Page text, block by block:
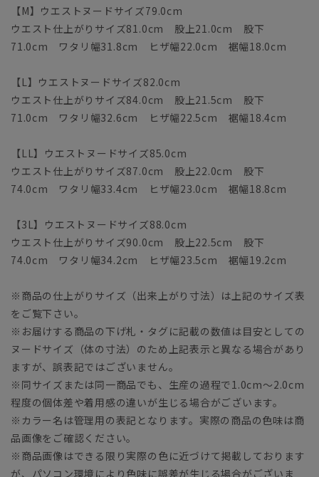
【M】ウエストヌードサイズ79.0cm
ウエスト仕上がりサイズ81.0cm 股上21.0cm 股下
71.0cm ワタリ幅31.8cm ヒザ幅22.0cm 裾幅18.0cm
【L】ウエストヌードサイズ82.0cm
ウエスト仕上がりサイズ84.0cm 股上21.5cm 股下
71.0cm ワタリ幅32.6cm ヒザ幅22.5cm 裾幅18.4cm
【LL】ウエストヌードサイズ85.0cm
ウエスト仕上がりサイズ87.0cm 股上22.0cm 股下
74.0cm ワタリ幅33.4cm ヒザ幅23.0cm 裾幅18.8cm
【3L】ウエストヌードサイズ88.0cm
ウエスト仕上がりサイズ90.0cm 股上22.5cm 股下
74.0cm ワタリ幅34.2cm ヒザ幅23.5cm 裾幅19.2cm
※商品の仕上がりサイズ（出来上がり寸法）は上記のサイズ表
をご覧下さい。
※お届けする商品の下げ札・タグに記載の数値は目安としての
ヌードサイズ（体の寸法）のため上記表示と異なる場合があり
ますが、誤表記ではございません。
※同サイズまたは同一商品でも、生産の過程で1.0cm～2.0cm
程度の個体差や着用感の違いが生じる場合がございます。
※カラー名は管理用の表記となります。実際の商品の色味は商
品画像をご確認ください。
※商品画像はできる限り実際の色に近づけて掲載しております
が、パソコン環境により色味に誤差が生じる場合がございま